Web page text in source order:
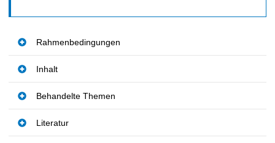
Rahmenbedingungen
Inhalt
Behandelte Themen
Literatur